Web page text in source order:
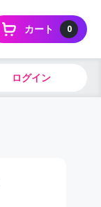
0
カート
ログイン